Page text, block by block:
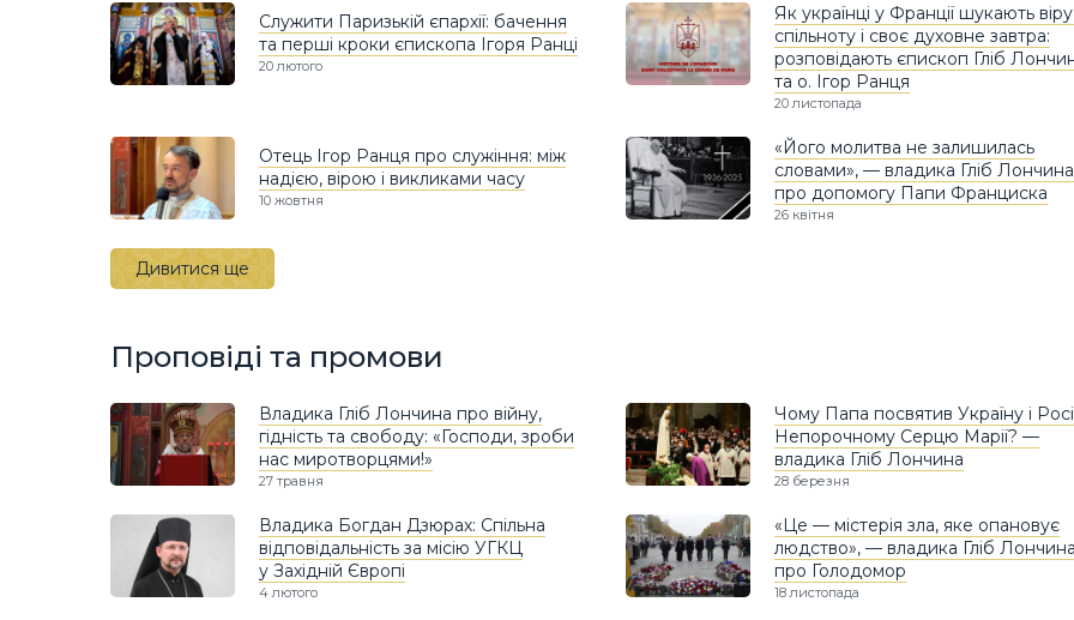
Служити Паризькій єпархії: бачення
та перші кроки єпископа Ігоря Ранці
20 лютого
Як українці у Франції шукають
спільноту і своє духовне завтра:
розповідають єпископ Гліб
та о. Ігор Ранця
20 листопада
Отець Ігор Ранця про служіння: між
надією, вірою і викликами часу
10 жовтня
«Його молитва не залишилась
словами», — владика Гліб Лончина
про допомогу Папи Франциска
26 квітня
Дивитися ще
Проповіді та промови
Владика Гліб Лончина про війну,
гідність та свободу: «Господи, зроби
нас миротворцями!»
27 травня
Чому Папа посвятив Україну і
Непорочному Серцю Марії? —
владика Гліб Лончина
28 березня
Владика Богдан Дзюрах: Спільна
відповідальність за місію УГКЦ
у Західній Європі
4 лютого
«Це — містерія зла, яке опановує
людство», — владика Гліб
про Голодомор
18 листопада